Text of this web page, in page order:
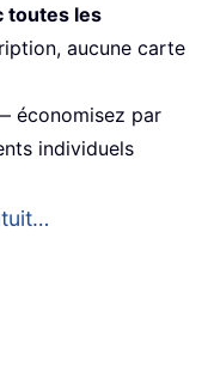
toutes les
aucune carte
économisez par
individuels